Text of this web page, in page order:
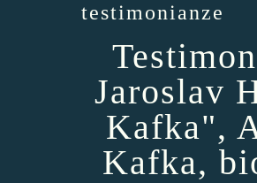
testimonianze
Jaroslav
Kafka",
Kafka,